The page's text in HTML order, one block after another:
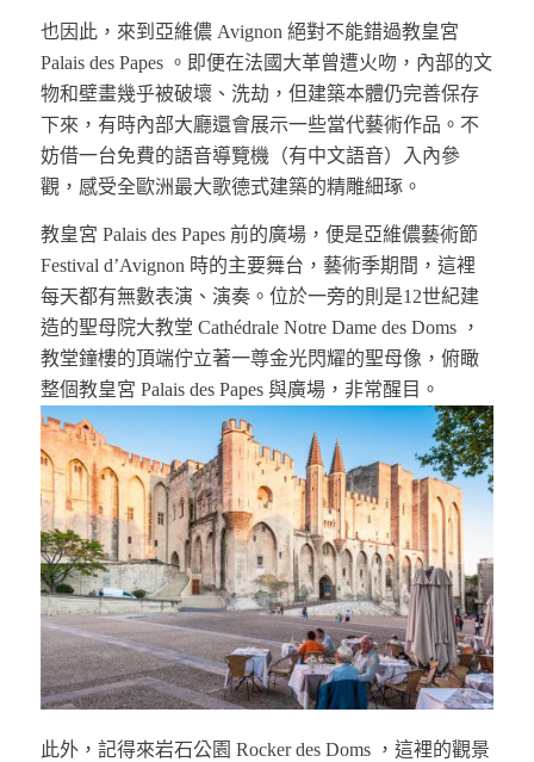
也因此，來到亞維儂 Avignon 絕對不能錯過教皇宮
Palais des Papes 。即便在法國大革曾遭火吻，內部的文
物和壁畫幾乎被破壞、洗劫，但建築本體仍完善保存
下來，有時內部大廳還會展示一些當代藝術作品。不
妨借一台免費的語音導覽機（有中文語音）入內參
觀，感受全歐洲最大歌德式建築的精雕細琢。
教皇宮 Palais des Papes 前的廣場，便是亞維儂藝術節
Festival d’Avignon 時的主要舞台，藝術季期間，這裡
每天都有無數表演、演奏。位於一旁的則是12世紀建
造的聖母院大教堂 Cathédrale Notre Dame des Doms ，
教堂鐘樓的頂端佇立著一尊金光閃耀的聖母像，俯瞰
整個教皇宮 Palais des Papes 與廣場，非常醒目。
此外，記得來岩石公園 Rocker des Doms ，這裡的觀景